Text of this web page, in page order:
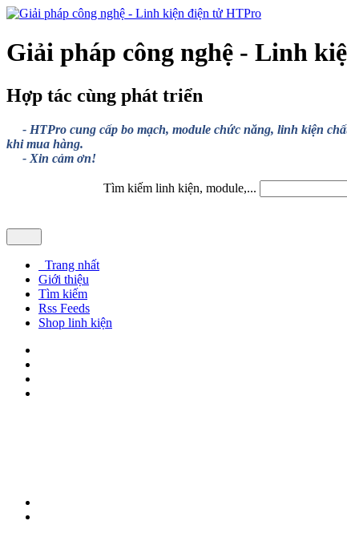
Giải pháp công nghệ - Linh
Hợp tác cùng phát triển
- HTPro cung cấp bo mạch, module chức năng, linh kiện
khi mua hàng.
- Xin cảm ơn!
Tìm kiếm linh kiện, module,...
Trang nhất
Giới thiệu
Tìm kiếm
Rss Feeds
Shop linh kiện